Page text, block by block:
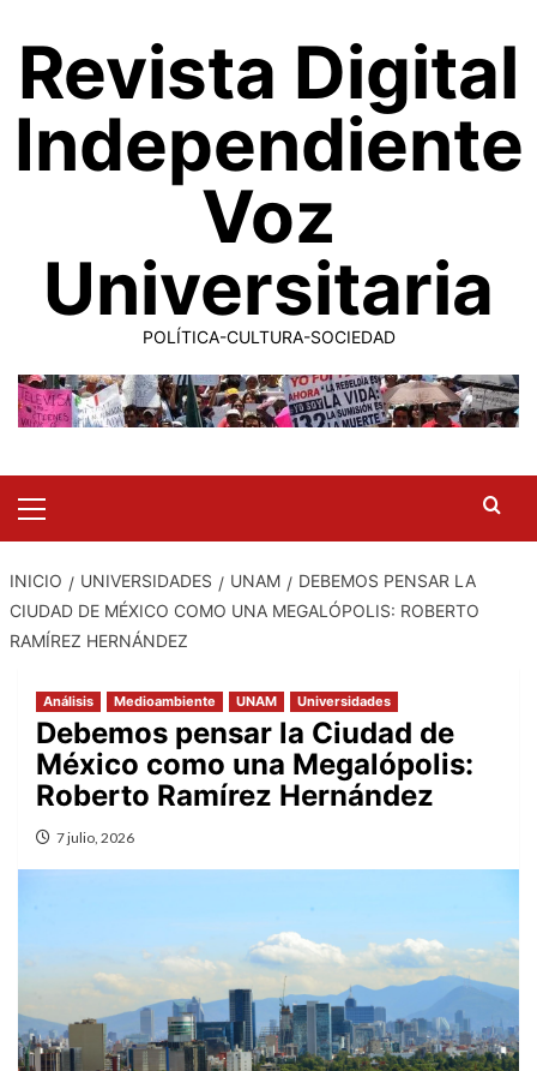
contenido
Revista Digital
Independiente
Voz
Universitaria
POLÍTICA-CULTURA-SOCIEDAD
Menu
INICIO UNIVERSIDADES UNAM
DEBEMOS PENSAR LA
CIUDAD DE MÉXICO COMO UNA MEGALÓPOLIS: ROBERTO
RAMÍREZ HERNÁNDEZ
Análisis Medioambiente UNAM Universidades
Debemos pensar la Ciudad de
México como una Megalópolis:
Roberto Ramírez Hernández
7 julio, 2026